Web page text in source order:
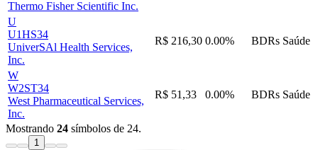
Thermo Fisher Scientific Inc.
U
U1HS34
UniverSAl Health Services,
Inc.
R$ 216,30 0.00% BDRs Saúde
W
W2ST34
West Pharmaceutical Services,
Inc.
R$ 51,33 0.00% BDRs Saúde
Mostrando 24 símbolos de 24.
1